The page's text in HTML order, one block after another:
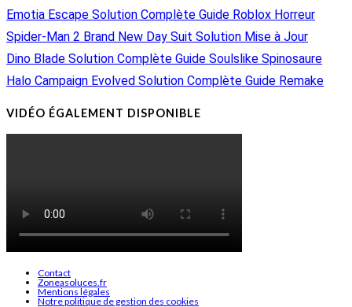
Emotia Escape Solution Complète Guide Roblox Horreur
Spider-Man 2 Brand New Day Suit Solution Mise à Jour
Dino Blade Solution Complète Guide Soulslike Spinosaure
Halo Campaign Evolved Solution Complète Guide Remake
VIDÉO ÉGALEMENT DISPONIBLE
Contact
Zoneasoluces.fr
Mentions légales
Notre politique de gestion des cookies